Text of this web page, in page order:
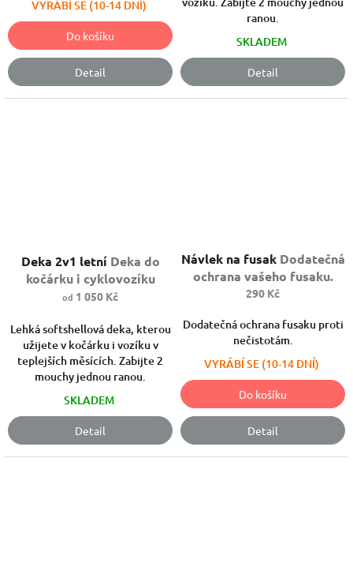
VYRÁBÍ SE (10-14 DNÍ)
Do košíku
Detail
ranou.
SKLADEM
Detail
Deka 2v1 letní Deka do
kočárku i cyklovozíku
od 1 050 Kč
Lehká softshellová deka, kterou
užijete v kočárku i vozíku v
teplejších měsících. Zabijte 2
mouchy jednou ranou.
SKLADEM
Detail
Návlek na fusak Dodatečná
ochrana vašeho fusaku.
290 Kč
Dodatečná ochrana fusaku proti
nečistotám.
VYRÁBÍ SE (10-14 DNÍ)
Do košíku
Detail